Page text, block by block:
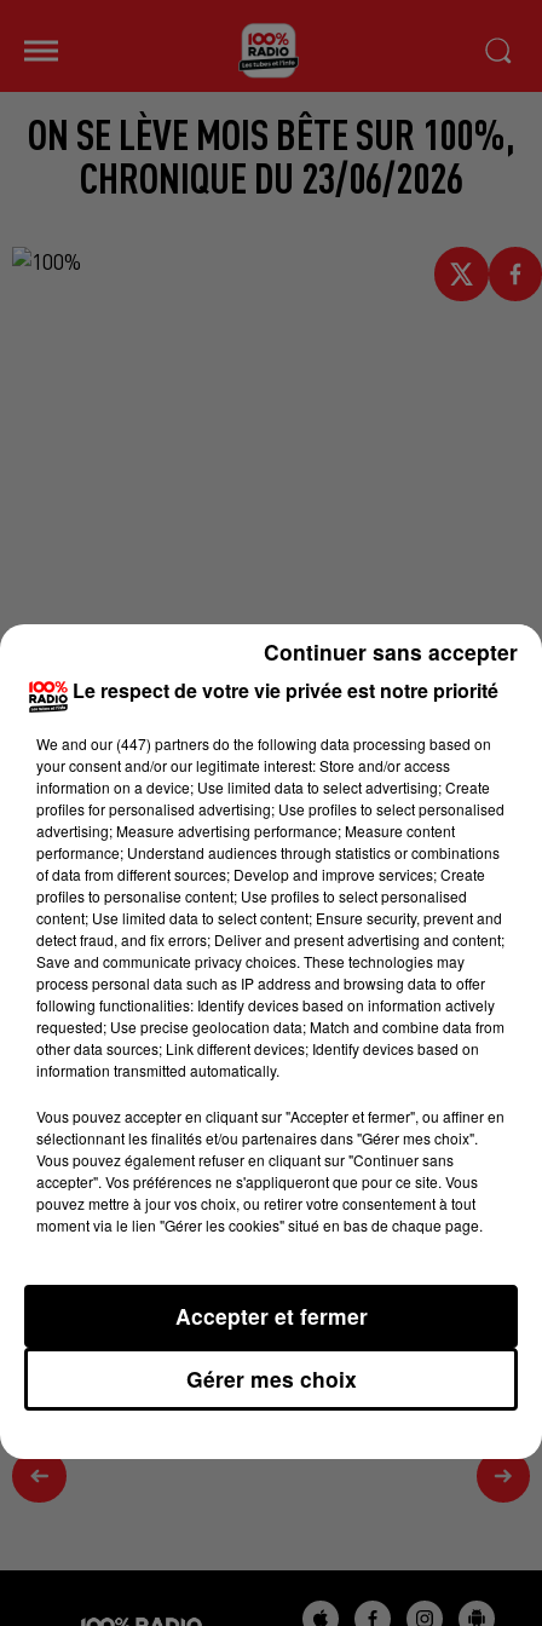
ON SE LÈVE MOIS BÊTE SUR 100%,
CHRONIQUE DU 23/06/2026
Lecture (1 min 30 sec)
Fred Bompard
On se lève mois bête sur 100%, Chronique du
23 juin 2026 - 1 min 30 sec
ON SE LÈVE MOIS BÊTE SUR 100%,
CHRONIQUE DU 23/06/2026
Tous les matins dans le 100% réveil sur 100% radio,
Fred nous apprend quelque chose !
Le respect de votre vie privée est notre priorité
We and our (447) partnersdo the following data processing based on
your consent and/or our legitimate interest: Store and/or access
information on a device; Use limited data to select advertising; Create
profiles for personalised advertising; Use profiles to select personalised
advertising; Measure advertising performance; Measure content
performance; Understand audiences through statistics or combinations
of data from different sources; Develop and improve services; Create
profiles to personalise content; Use profiles to select personalised
content; Use limited data to select content; Ensure security, prevent and
detect fraud, and fix errors; Deliver and present advertising and content;
Save and communicate privacy choices. These technologies may
process personal data such as IP address and browsing data to offer
following functionalities: Identify devices based on information actively
requested; Use precise geolocation data; Match and combine data from
other data sources; Link different devices; Identify devices based on
information transmitted automatically.
Vous pouvez accepter en cliquant sur "Accepter et fermer", ou affiner en
sélectionnant les finalités et/ou partenaires dans "Gérer mes choix".
Vous pouvez également refuser en cliquant sur "Continuer sans
accepter". Vos préférences ne s'appliqueront que pour ce site. Vous
pouvez mettre à jour vos choix, ou retirer votre consentement à tout
moment via le lien "Gérer les cookies" situé en bas de chaque page.
Gérer mes choix
Accepter et fermer
Continuer sans accepter